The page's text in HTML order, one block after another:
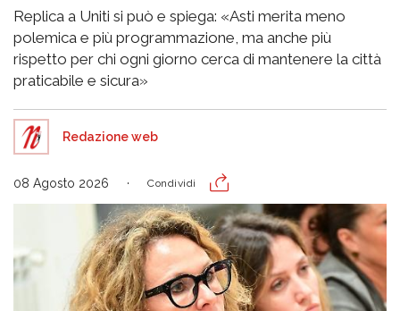
Replica a Uniti si può e spiega: «Asti merita meno
polemica e più programmazione, ma anche più
rispetto per chi ogni giorno cerca di mantenere la città
praticabile e sicura»
Redazione web
08 Agosto 2026 Condividi